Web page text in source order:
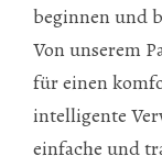
beginnen und
Von unserem
für einen
intelligente
einfache und